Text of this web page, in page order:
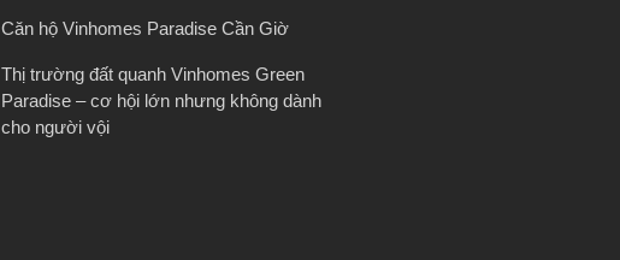
Căn hộ Vinhomes Paradise Cần Giờ
Thị trường đất quanh Vinhomes Green
Paradise – cơ hội lớn nhưng không dành
cho người vội